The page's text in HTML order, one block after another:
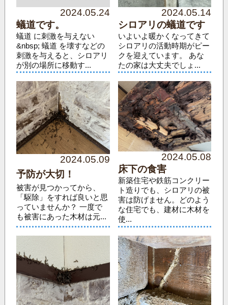
2024.05.24
蟻道です。
蟻道 に刺激を与えない
&nbsp; 蟻道 を壊すなどの
刺激を与えると、シロアリ
が別の場所に移動す...
2024.05.14
シロアリの蟻道です
いよいよ暖かくなってきて
シロアリの活動時期がピー
クを迎えています。 あな
たの家は大丈夫でしょ...
2024.05.09
予防が大切！
被害が見つかってから、
「駆除」をすれば良いと思
っていませんか？ 一度で
も被害にあった木材は元...
2024.05.08
床下の食害
新築住宅や鉄筋コンクリー
ト造りでも、シロアリの被
害は防げません。どのよう
な住宅でも、建材に木材を
使...